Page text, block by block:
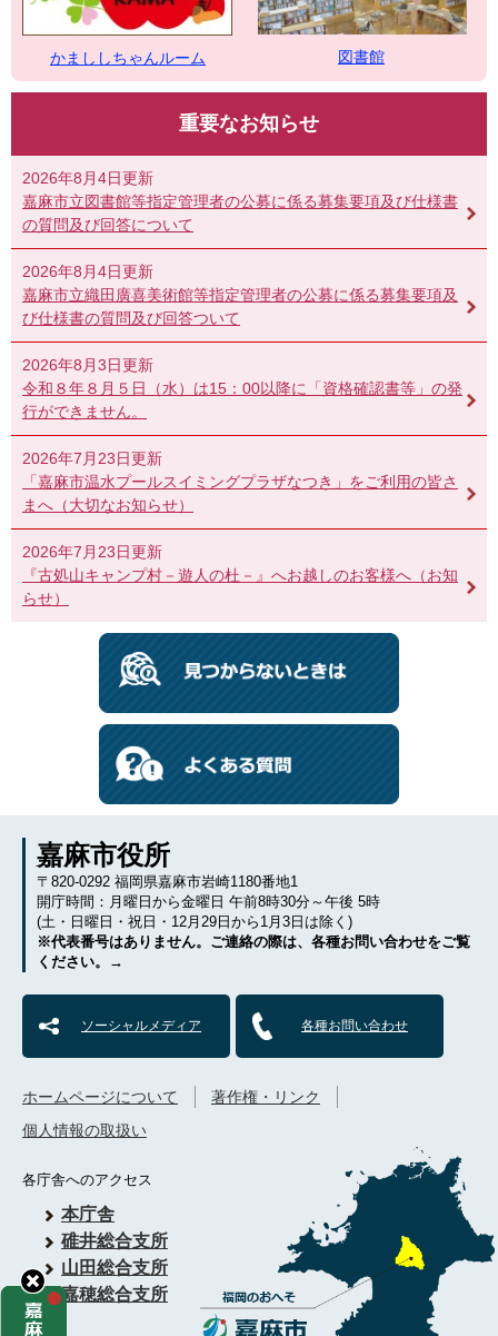
かまししちゃんルーム 図書館
重要なお知らせ
2026年8月4日更新
嘉麻市立図書館等指定管理者の公募に係る募集要項及び仕様書
の質問及び回答について
2026年8月4日更新
嘉麻市立織田廣喜美術館等指定管理者の公募に係る募集要項及
び仕様書の質問及び回答ついて
2026年8月3日更新
令和８年８月５日（水）は15：00以降に「資格確認書等」の発
行ができません。
2026年7月23日更新
「嘉麻市温水プールスイミングプラザなつき」をご利用の皆さ
まへ（大切なお知らせ）
2026年7月23日更新
『古処山キャンプ村－遊人の杜－』へお越しのお客様へ（お知
らせ）
嘉麻市役所
〒820-0292 福岡県嘉麻市岩崎1180番地1
開庁時間：月曜日から金曜日 午前8時30分～午後 5時
(土・日曜日・祝日・12月29日から1月3日は除く)
※代表番号はありません。ご連絡の際は、各種お問い合わせをご覧
ください。→
ソーシャルメディア 各種お問い合わせ
各庁舎へのアクセス
本庁舎
碓井総合支所
山田総合支所
嘉穂総合支所
ホームページについて
著作権・リンク
個人情報の取扱い